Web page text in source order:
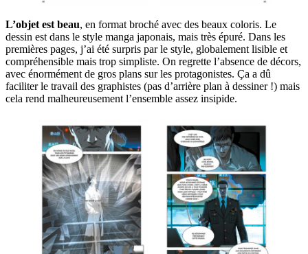
L’objet est beau, en format broché avec des beaux coloris. Le
dessin est dans le style manga japonais, mais très épuré. Dans les
premières pages, j’ai été surpris par le style, globalement lisible et
compréhensible mais trop simpliste. On regrette l’absence de décors,
avec énormément de gros plans sur les protagonistes. Ça a dû
faciliter le travail des graphistes (pas d’arrière plan à dessiner !) mais
cela rend malheureusement l’ensemble assez insipide.